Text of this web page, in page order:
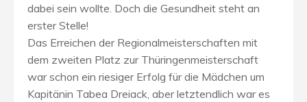
dabei sein wollte. Doch die Gesundheit steht an
erster Stelle!
Das Erreichen der Regionalmeisterschaften mit
dem zweiten Platz zur Thüringenmeisterschaft
war schon ein riesiger Erfolg für die Mädchen um
Kapitänin Tabea Dreiack, aber letztendlich war es